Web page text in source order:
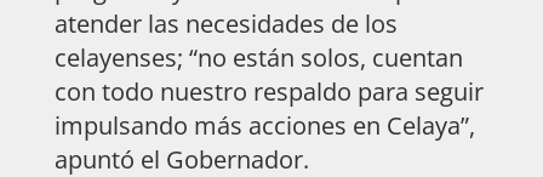
atender las necesidades de los
celayenses; “no están solos, cuentan
con todo nuestro respaldo para seguir
impulsando más acciones en Celaya”,
apuntó el Gobernador.